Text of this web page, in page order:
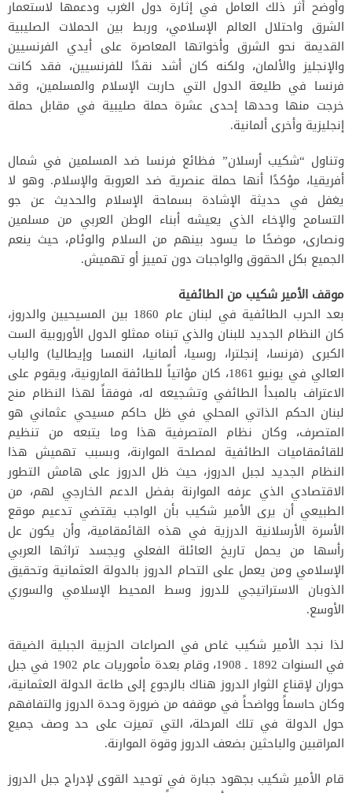
وأوضح أثر ذلك العامل في إثارة دول الغرب ودعمها لاستعمار
الشرق واحتلال العالم الإسلامي، وربط بين الحملات الصليبية
القديمة نحو الشرق وأخواتها المعاصرة على أيدي الفرنسيين
والإنجليز والألمان، ولكنه كان أشد نقدًا للفرنسيين، فقد كانت
فرنسا في طليعة الدول التي حاربت الإسلام والمسلمين، وقد
خرجت منها وحدها إحدى عشرة حملة صليبية في مقابل حملة
إنجليزية وأخرى ألمانية.
وتناول “شكيب أرسلان” فظائع فرنسا ضد المسلمين في شمال
أفريقيا، مؤكدًا أنها حملة عنصرية ضد العروبة والإسلام. وهو لا
يغفل في حديثة الإشادة بسماحة الإسلام والحديث عن جو
التسامح والإخاء الذي يعيشه أبناء الوطن العربي من مسلمين
ونصارى، موضحًا ما يسود بينهم من السلام والوئام، حيث ينعم
الجميع بكل الحقوق والواجبات دون تمييز أو تهميش.
موقف الأمير شكيب من الطائفية
بعد الحرب الطائفية في لبنان عام 1860 بين المسيحيين والدروز،
كان النظام الجديد للبنان والذي تبناه ممثلو الدول الأوروبية الست
الكبرى (فرنسا، إنجلترا، روسيا، ألمانيا، النمسا وإيطاليا) والباب
العالي في يونيو 1861، كان مؤاتياً للطائفة المارونية، ويقوم على
الاعتراف بالمبدأ الطائفي وتشجيعه له، فوفقاً لهذا النظام منح
لبنان الحكم الذاتي المحلي في ظل حاكم مسيحي عثماني هو
المتصرف، وكان نظام المتصرفية هذا وما يتبعه من تنظيم
للقائمقاميات الطائفية لمصلحة الموارنة، وبسبب تهميش هذا
النظام الجديد لجبل الدروز، حيث ظل الدروز على هامش التطور
الاقتصادي الذي عرفه الموارنة بفضل الدعم الخارجي لهم، من
الطبيعي أن يرى الأمير شكيب بأن الواجب يقتضي تدعيم موقع
الأسرة الأرسلانية الدرزية في هذه القائمقامية، وأن يكون عل
رأسها من يحمل تاريخ العائلة الفعلي ويجسد تراثها العربي
الإسلامي ومن يعمل على التحام الدروز بالدولة العثمانية وتحقيق
الذوبان الاستراتيجي للدروز وسط المحيط الإسلامي والسوري
الأوسع.
لذا نجد الأمير شكيب غاص في الصراعات الحزبية الجبلية الضيقة
في السنوات 1892 ـ 1908، وقام بعدة مأموريات عام 1902 في جبل
حوران لإقناع الثوار الدروز هناك بالرجوع إلى طاعة الدولة العثمانية،
وكان حاسماً وواضحاً في موقفه من ضرورة وحدة الدروز والتفافهم
حول الدولة في تلك المرحلة، التي تميزت على حد وصف جميع
المراقبين والباحثين بضعف الدروز وقوة الموارنة.
قام الأمير شكيب بجهود جبارة في توحيد القوى لإدراج جبل الدروز